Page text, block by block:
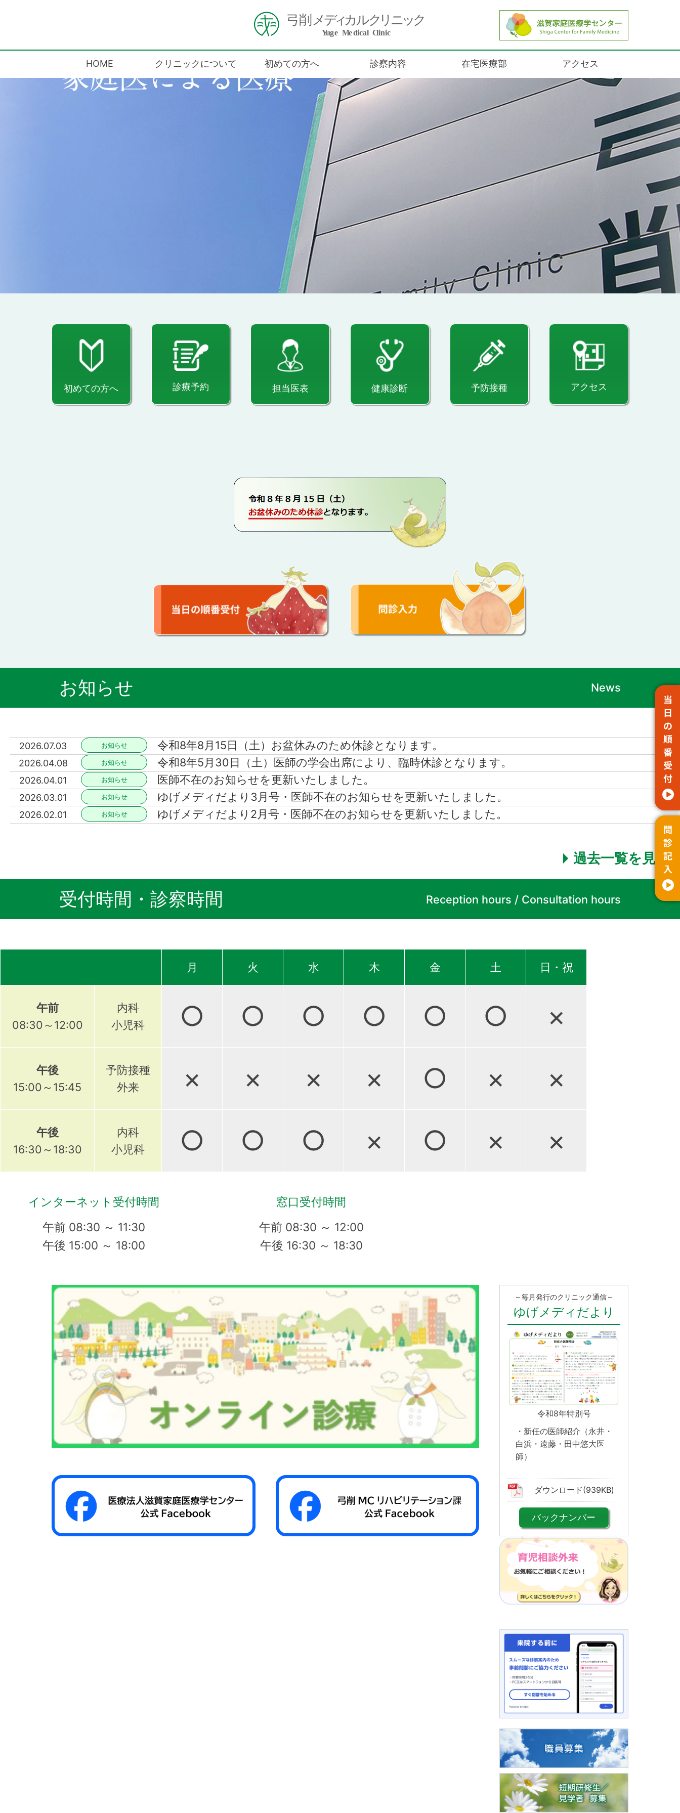
HOME クリニックについて 初めての方へ 診察内容 在宅医療部 アクセス
初めての方へ 診療予約 担当医表 健康診断 予防接種 アクセス
お知らせ News
2026.07.03 お知らせ 令和8年8月15日（土）お盆休みのため休診となります。
2026.04.08 お知らせ 令和8年5月30日（土）医師の学会出席により、臨時休診となります。
2026.04.01 お知らせ 医師不在のお知らせを更新いたしました。
2026.03.01 お知らせ ゆげメディだより3月号・医師不在のお知らせを更新いたしました。
2026.02.01 お知らせ ゆげメディだより2月号・医師不在のお知らせを更新いたしました。
過去一覧を見る
受付時間・診察時間 Reception hours / Consultation hours
月 火 水 木 金 土 日・祝
午前
08:30～12:00
内科
小児科
○ ○ ○ ○ ○ ○ ×
午後
15:00～15:45
予防接種
外来
× × × × ○ × ×
午後
16:30～18:30
内科
小児科
○ ○ ○ × ○ × ×
インターネット受付時間
午前 08:30 ～ 11:30
午後 15:00 ～ 18:00
窓口受付時間
午前 08:30 ～ 12:00
午後 16:30 ～ 18:30
～毎月発行のクリニック通信～
ゆげメディだより
令和8年特別号
・新任の医師紹介（永井・
白浜・遠藤・田中悠大医
師）
ダウ ンロード(939KB)
バックナンバー